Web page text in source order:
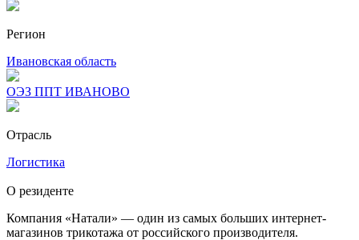
Регион
Ивановская область
ОЭЗ ППТ ИВАНОВО
Отрасль
Логистика
О резиденте
Компания «Натали» — один из самых больших интернет-
магазинов трикотажа от российского производителя.